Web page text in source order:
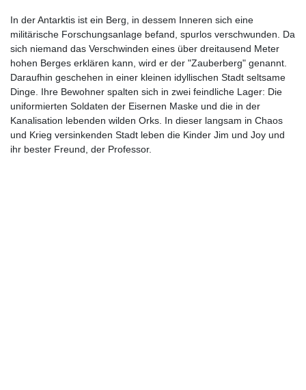
In der Antarktis ist ein Berg, in dessem Inneren sich eine
militärische Forschungsanlage befand, spurlos verschwunden. Da
sich niemand das Verschwinden eines über dreitausend Meter
hohen Berges erklären kann, wird er der "Zauberberg" genannt.
Daraufhin geschehen in einer kleinen idyllischen Stadt seltsame
Dinge. Ihre Bewohner spalten sich in zwei feindliche Lager: Die
uniformierten Soldaten der Eisernen Maske und die in der
Kanalisation lebenden wilden Orks. In dieser langsam in Chaos
und Krieg versinkenden Stadt leben die Kinder Jim und Joy und
ihr bester Freund, der Professor.